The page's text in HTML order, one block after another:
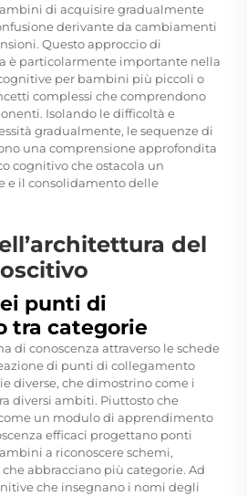
di acquisire gradualmente
derivante da cambiamenti
Questo approccio di
è particolarmente importante nella
per bambini più piccoli o
complessi che comprendono
Isolando le difficoltà e
gradualmente, le sequenze di
una comprensione approfondita
cognitivo che ostacola un
e il consolidamento delle
del
punti di
tra categorie
di conoscenza attraverso le schede
di punti di collegamento
diverse, che dimostrino come i
diversi ambiti. Piuttosto che
un modulo di apprendimento
efficaci progettano ponti
a riconoscere schemi,
abbracciano più categorie. Ad
che insegnano i nomi degli